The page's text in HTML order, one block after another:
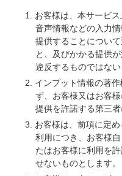
お客様は、本サービス
音声情報などの入力
提供することについ
と、及びかかる提供
違反するものではない
インプット情報の著
ず、お客様又はお客
提供を許諾する第三
お客様は、前項に定
利用につき、お客様
たはお客様に利用を
せないものとします。